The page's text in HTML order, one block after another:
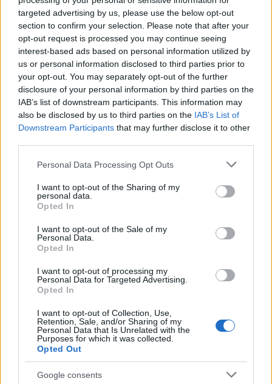
targeted advertising by us, please use the below opt-out
section to confirm your selection. Please note that after your
opt-out request is processed you may continue seeing
interest-based ads based on personal information utilized by
us or personal information disclosed to third parties prior to
your opt-out. You may separately opt-out of the further
disclosure of your personal information by third parties on the
IAB’s list of downstream participants. This information may
also be disclosed by us to third parties on the IAB’s List of
Downstream Participants that may further disclose it to other
Please note that this website/app uses one or more Google
not limited to your visit or usage behaviour. You may click to
grant or deny consent to Google and its third-party tags to
use your data for below specified purposes in below Google
consent section.
Personal Data Processing Opt Outs
I want to opt-out of the Sharing of my
personal data.
Opted In
I want to opt-out of the Sale of my
Personal Data.
Opted In
I want to opt-out of processing my
Personal Data for Targeted Advertising.
Opted In
I want to opt-out of Collection, Use,
Retention, Sale, and/or Sharing of my
Personal Data that Is Unrelated with the
Purposes for which it was collected.
Opted Out
Google consents
Entra nel canale telegram di
GalluraOggi.it
Ricevi le nostre ultime news
daGoogle News
Condividi l'articolo
F
a
ce
b
o
o
k
T
w
it
te
r
Pi
te
st
W
at
A
p
S
a
Le previsioni meteo per il weekend a Olbia e in
Gallura